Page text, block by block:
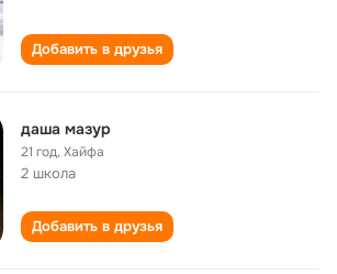
Добавить в друзья
даша мазур
21 год,Хайфа
2 школа
Добавить в друзья